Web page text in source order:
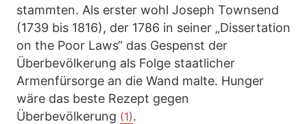
stammten. Als erster wohl Joseph Townsend
(1739 bis 1816), der 1786 in seiner „Dissertation
on the Poor Laws“ das Gespenst der
Überbevölkerung als Folge staatlicher
Armenfürsorge an die Wand malte. Hunger
wäre das beste Rezept gegen
Überbevölkerung (1).